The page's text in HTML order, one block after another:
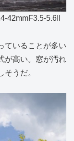
5.6II
ていることが多い
が高い。窓が汚れ
うだ。